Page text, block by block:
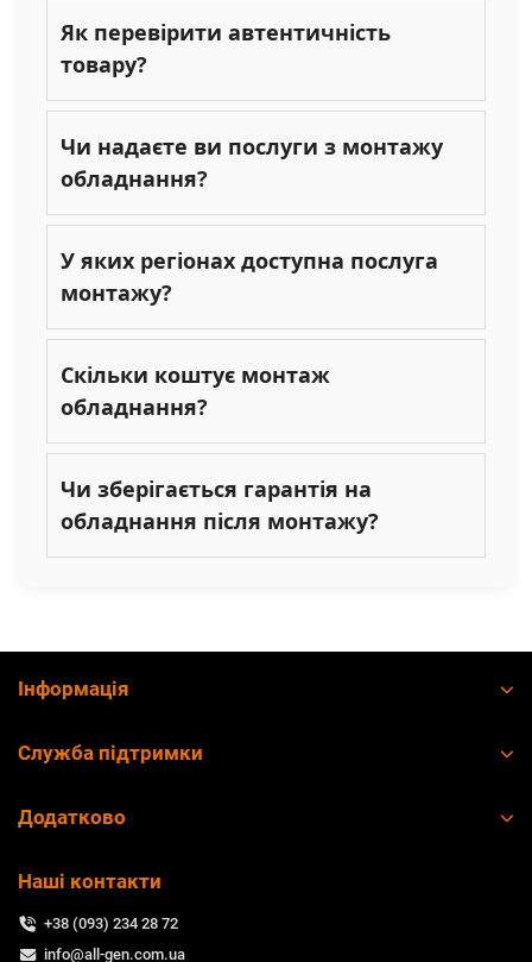
Як перевірити автентичність
товару?
Чи надаєте ви послуги з монтажу
обладнання?
У яких регіонах доступна послуга
монтажу?
Скільки коштує монтаж
обладнання?
Чи зберігається гарантія на
обладнання після монтажу?
Інформація
Служба підтримки
Додатково
Наші контакти
+38 (093) 234 28 72
info@all-gen.com.ua